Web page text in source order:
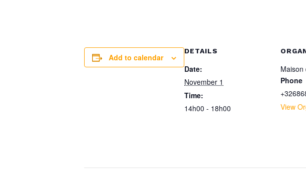
Add to calendar
DETAILS
Date:
November 1
Time:
14h00 - 18h00
Maison
Phone
View